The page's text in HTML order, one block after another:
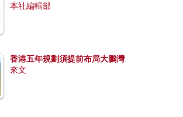
本社編輯部
香港五年規劃須提前布局大鵬灣
來文